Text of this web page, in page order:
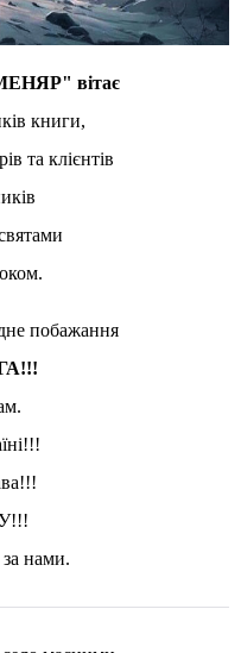
вітає
книги,
та клієнтів
побажання
нами.